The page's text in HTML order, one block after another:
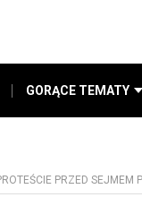
GORĄCE TEMATY
PRZED SEJMEM